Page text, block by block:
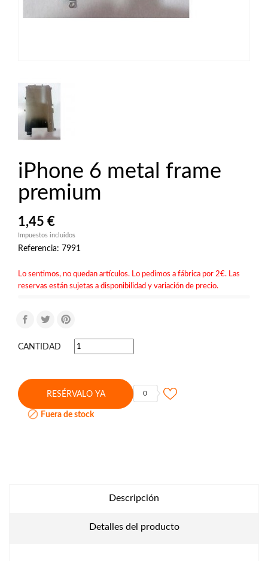
iPhone 6 metal frame
premium
1,45 €
Impuestos incluidos
Referencia: 7991
Lo sentimos, no quedan artículos. Lo pedimos a fábrica por 2€. Las
reservas están sujetas a disponibilidad y variación de precio.
CANTIDAD
RESÉRVALO YA 0
 Fuera de stock
Descripción
Detalles del producto